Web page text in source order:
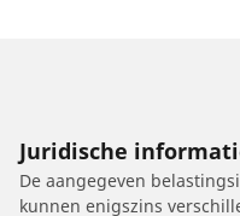
Juridische
De aangegeven
kunnen enigszins